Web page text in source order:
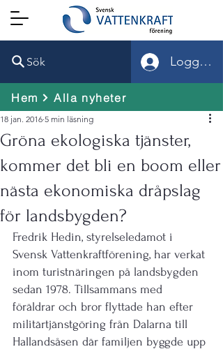
Sök Logga in
Hem Alla nyheter
Gröna ekologiska tjänster,
kommer det bli en boom eller
nästa ekonomiska dråpslag
för landsbygden?
18 jan. 2016 5 min läsning
Fredrik Hedin, styrelseledamot i
Svensk Vattenkraftförening, har verkat
inom turistnäringen på landsbygden
sedan 1978. Tillsammans med
föräldrar och bror flyttade han efter
militärtjänstgöring från Dalarna till
Hallandsåsen där familjen byggde upp